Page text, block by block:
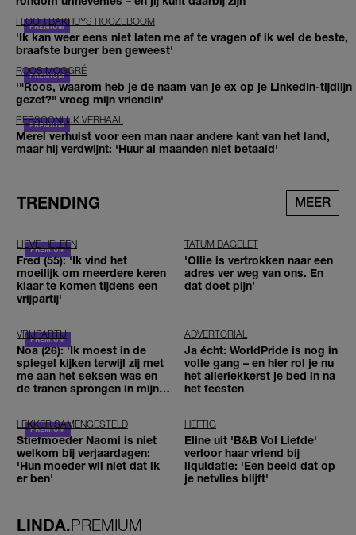
FLOOR BAKHUYS ROOZEBOOM
'Ik kan weer eens niet laten me af te vragen of ik wel de beste,
braafste burger ben geweest'
ROOS MOGGRÉ
'"Roos, waarom heb je de naam van je ex op je LinkedIn-tijdlijn
gezet?" vroeg mijn vriendin'
PERSOONLIJK VERHAAL
Merel verhuist voor een man naar andere kant van het land,
maar hij verdwijnt: 'Huur al maanden niet betaald'
TRENDING MEER
LIEVE HELEEN
Fred (55): 'Ik vind het
moeilijk om meerdere keren
klaar te komen tijdens een
vrijpartij'
TATUM DAGELET
'Ollie is vertrokken naar een
adres ver weg van ons. En
dat doet pijn’
VRIJPARTIJ
Noa (26): 'Ik moest in de
spiegel kijken terwijl zij met
me aan het seksen was en
de tranen sprongen in mijn
ADVERTORIAL
Ja écht: WorldPride is nog in
volle gang – en hier rol je nu
het allerlekkerst je bed in na
het feesten
LEKKER SAMENGESTELD
Stiefmoeder Naomi is niet
welkom bij verjaardagen:
'Hun moeder wil niet dat ik
er ben'
HEFTIG
Eline uit 'B&B Vol Liefde'
verloor haar vriend bij
liquidatie: 'Een beeld dat op
je netvlies blijft'
LINDA.PREMIUM